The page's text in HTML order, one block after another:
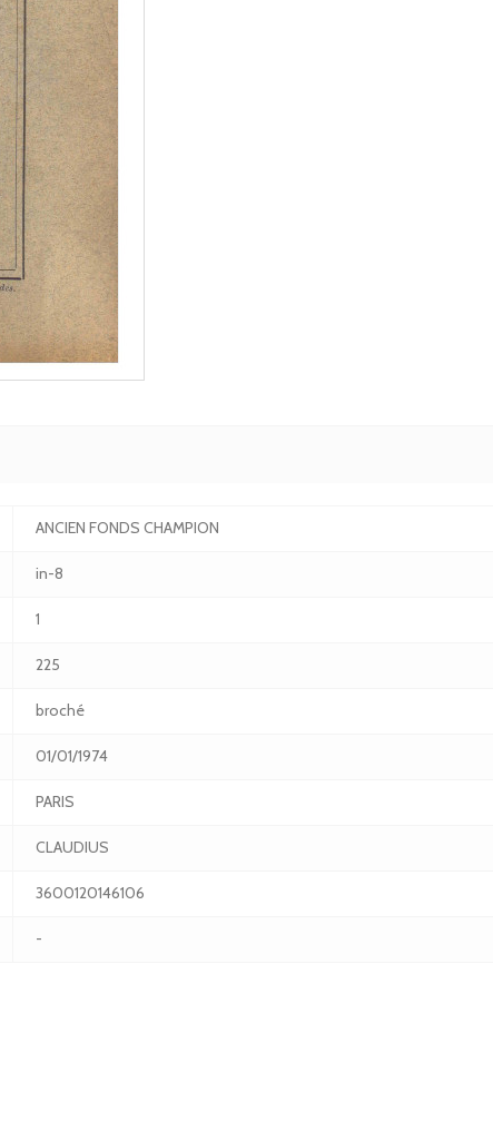
ANCIEN FONDS CHAMPION
in-8
1
225
broché
01/01/1974
PARIS
CLAUDIUS
3600120146106
-